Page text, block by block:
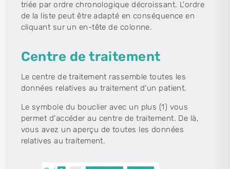
triée par ordre chronologique décroissant. L'ordre
de la liste peut être adapté en conséquence en
cliquant sur un en-tête de colonne.
Centre de traitement
Le centre de traitement rassemble toutes les
données relatives au traitement d'un patient.
Le symbole du bouclier avec un plus (1) vous
permet d'accéder au centre de traitement. De là,
vous avez un aperçu de toutes les données
relatives au traitement.